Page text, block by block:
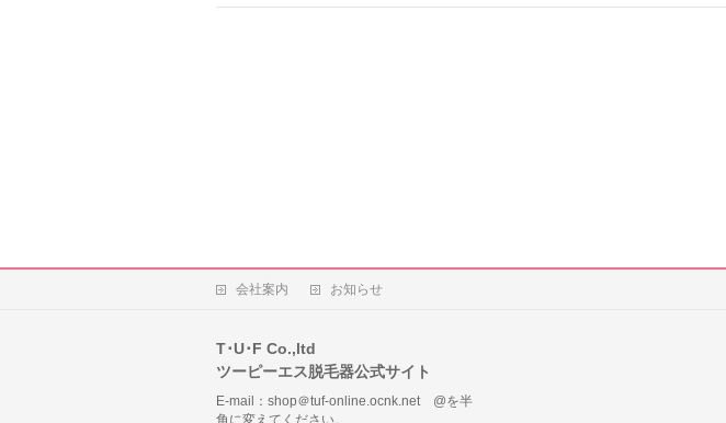
会社案内 お知らせ
T･U･F Co.,ltd
ツーピーエス脱毛器公式サイト
E-mail：shop＠tuf-online.ocnk.net @を半
角に変えてください。